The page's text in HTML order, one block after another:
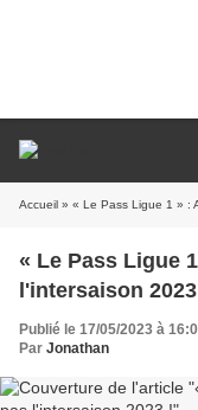
Accueil » « Le Pass Ligue 1 » :
« Le Pass Ligue
l'intersaison
Publié le 17/05/2023 à
Par Jonathan